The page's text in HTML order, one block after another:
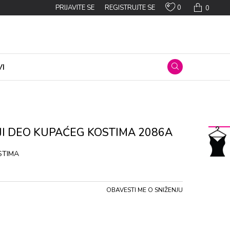
0
0
PRIJAVITE SE REGISTRUJTE SE
DEO KUPAĆEG KOSTIMA 2086A
OBAVESTI ME O SNIŽENJU